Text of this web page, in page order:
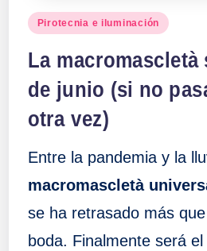
Publicado
Pirotecnia e iluminación
La macromascletà
de junio (si no
otra vez)
Entre la pandemia y la
macromascletà
se ha retrasado más
boda. Finalmente será